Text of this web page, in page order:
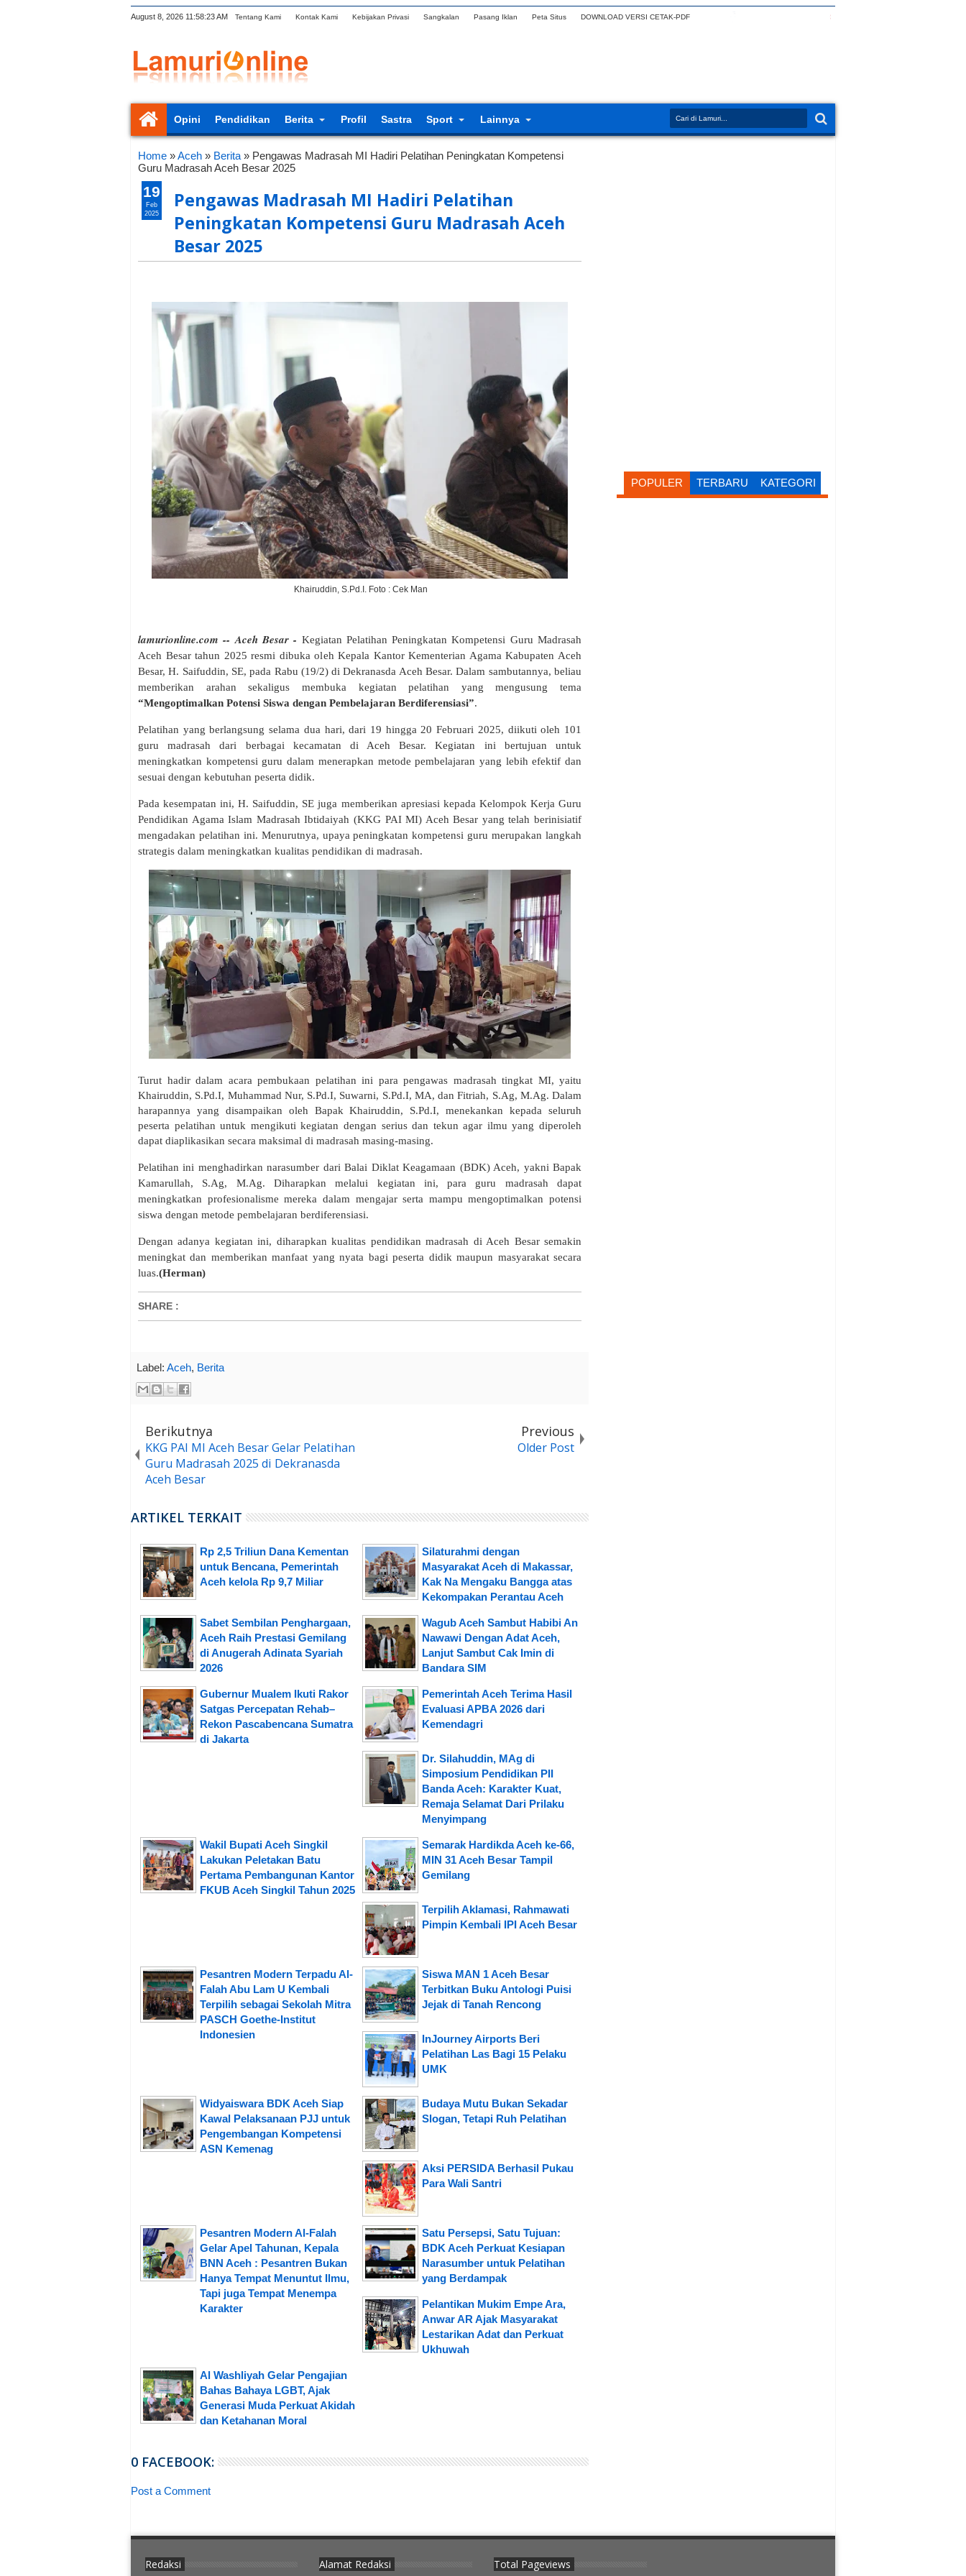
August 8, 2026 11:58:24 AM Tentang Kami Kontak Kami Kebijakan Privasi Sangkalan Pasang Iklan Peta Situs DOWNLOAD VERSI CETAK-PDF
Opini Pendidikan Berita Profil Sastra Sport Lainnya
Home »Aceh » Berita » Pengawas Madrasah MI Hadiri Pelatihan Peningkatan Kompetensi
Guru Madrasah Aceh Besar 2025
Pengawas Madrasah MI Hadiri Pelatihan
Peningkatan Kompetensi Guru Madrasah Aceh
Besar 2025
Khairuddin, S.Pd.I. Foto : Cek Man
lamurionline.com -- Aceh Besar - Kegiatan Pelatihan Peningkatan Kompetensi Guru Madrasah
Aceh Besar tahun 2025 resmi dibuka oleh Kepala Kantor Kementerian Agama Kabupaten Aceh
Besar, H. Saifuddin, SE, pada Rabu (19/2) di Dekranasda Aceh Besar. Dalam sambutannya, beliau
memberikan arahan sekaligus membuka kegiatan pelatihan yang mengusung tema
“Mengoptimalkan Potensi Siswa dengan Pembelajaran Berdiferensiasi”.
Pelatihan yang berlangsung selama dua hari, dari 19 hingga 20 Februari 2025, diikuti oleh 101
guru madrasah dari berbagai kecamatan di Aceh Besar. Kegiatan ini bertujuan untuk
meningkatkan kompetensi guru dalam menerapkan metode pembelajaran yang lebih efektif dan
sesuai dengan kebutuhan peserta didik.
Pada kesempatan ini, H. Saifuddin, SE juga memberikan apresiasi kepada Kelompok Kerja Guru
Pendidikan Agama Islam Madrasah Ibtidaiyah (KKG PAI MI) Aceh Besar yang telah berinisiatif
mengadakan pelatihan ini. Menurutnya, upaya peningkatan kompetensi guru merupakan langkah
strategis dalam meningkatkan kualitas pendidikan di madrasah.
Turut hadir dalam acara pembukaan pelatihan ini para pengawas madrasah tingkat MI, yaitu
Khairuddin, S.Pd.I, Muhammad Nur, S.Pd.I, Suwarni, S.Pd.I, MA, dan Fitriah, S.Ag, M.Ag. Dalam
harapannya yang disampaikan oleh Bapak Khairuddin, S.Pd.I, menekankan kepada seluruh
peserta pelatihan untuk mengikuti kegiatan dengan serius dan tekun agar ilmu yang diperoleh
dapat diaplikasikan secara maksimal di madrasah masing-masing.
Pelatihan ini menghadirkan narasumber dari Balai Diklat Keagamaan (BDK) Aceh, yakni Bapak
Kamarullah, S.Ag, M.Ag. Diharapkan melalui kegiatan ini, para guru madrasah dapat
meningkatkan profesionalisme mereka dalam mengajar serta mampu mengoptimalkan potensi
siswa dengan metode pembelajaran berdiferensiasi.
Dengan adanya kegiatan ini, diharapkan kualitas pendidikan madrasah di Aceh Besar semakin
meningkat dan memberikan manfaat yang nyata bagi peserta didik maupun masyarakat secara
luas.(Herman)
SHARE :
19
Feb
2025
Label: Aceh, Berita
Berikutnya
KKG PAI MI Aceh Besar Gelar Pelatihan
Guru Madrasah 2025 di Dekranasda
Aceh Besar
Previous
Older Post
ARTIKEL TERKAIT
Rp 2,5 Triliun Dana Kementan
untuk Bencana, Pemerintah
Aceh kelola Rp 9,7 Miliar
Silaturahmi dengan
Masyarakat Aceh di Makassar,
Kak Na Mengaku Bangga atas
Kekompakan Perantau Aceh
Sabet Sembilan Penghargaan,
Aceh Raih Prestasi Gemilang
di Anugerah Adinata Syariah
2026
Wagub Aceh Sambut Habibi An
Nawawi Dengan Adat Aceh,
Lanjut Sambut Cak Imin di
Bandara SIM
Gubernur Mualem Ikuti Rakor
Satgas Percepatan Rehab–
Rekon Pascabencana Sumatra
di Jakarta
Pemerintah Aceh Terima Hasil
Evaluasi APBA 2026 dari
Kemendagri
Dr. Silahuddin, MAg di
Simposium Pendidikan PII
Banda Aceh: Karakter Kuat,
Remaja Selamat Dari Prilaku
Menyimpang
Wakil Bupati Aceh Singkil
Lakukan Peletakan Batu
Pertama Pembangunan Kantor
FKUB Aceh Singkil Tahun 2025
Semarak Hardikda Aceh ke-66,
MIN 31 Aceh Besar Tampil
Gemilang
Terpilih Aklamasi, Rahmawati
Pimpin Kembali IPI Aceh Besar
Pesantren Modern Terpadu Al-
Falah Abu Lam U Kembali
Terpilih sebagai Sekolah Mitra
PASCH Goethe-Institut
Indonesien
Siswa MAN 1 Aceh Besar
Terbitkan Buku Antologi Puisi
Jejak di Tanah Rencong
InJourney Airports Beri
Pelatihan Las Bagi 15 Pelaku
UMK
Widyaiswara BDK Aceh Siap
Kawal Pelaksanaan PJJ untuk
Pengembangan Kompetensi
ASN Kemenag
Budaya Mutu Bukan Sekadar
Slogan, Tetapi Ruh Pelatihan
Aksi PERSIDA Berhasil Pukau
Para Wali Santri
Pesantren Modern Al-Falah
Gelar Apel Tahunan, Kepala
BNN Aceh : Pesantren Bukan
Hanya Tempat Menuntut Ilmu,
Tapi juga Tempat Menempa
Karakter
Satu Persepsi, Satu Tujuan:
BDK Aceh Perkuat Kesiapan
Narasumber untuk Pelatihan
yang Berdampak
Pelantikan Mukim Empe Ara,
Anwar AR Ajak Masyarakat
Lestarikan Adat dan Perkuat
Ukhuwah
Al Washliyah Gelar Pengajian
Bahas Bahaya LGBT, Ajak
Generasi Muda Perkuat Akidah
dan Ketahanan Moral
0 FACEBOOK:
Post a Comment
POPULER TERBARU KATEGORI
Redaksi Alamat Redaksi Total Pageviews